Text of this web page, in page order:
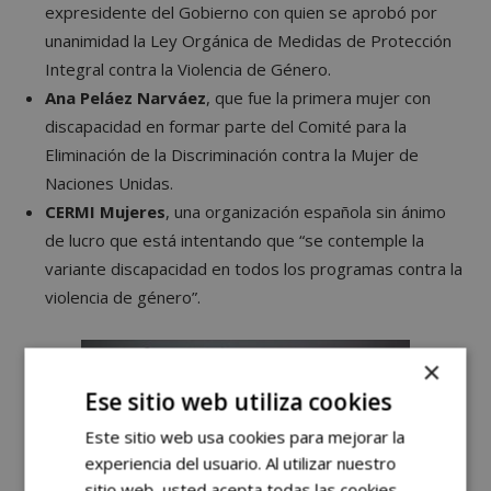
expresidente del Gobierno con quien se aprobó por
unanimidad la Ley Orgánica de Medidas de Protección
Integral contra la Violencia de Género.
Ana Peláez Narváez, que fue la primera mujer con
discapacidad en formar parte del Comité para la
Eliminación de la Discriminación contra la Mujer de
Naciones Unidas.
CERMI Mujeres, una organización española sin ánimo
de lucro que está intentando que “se contemple la
variante discapacidad en todos los programas contra la
violencia de género”.
×
Ese sitio web utiliza cookies
Este sitio web usa cookies para mejorar la
experiencia del usuario. Al utilizar nuestro